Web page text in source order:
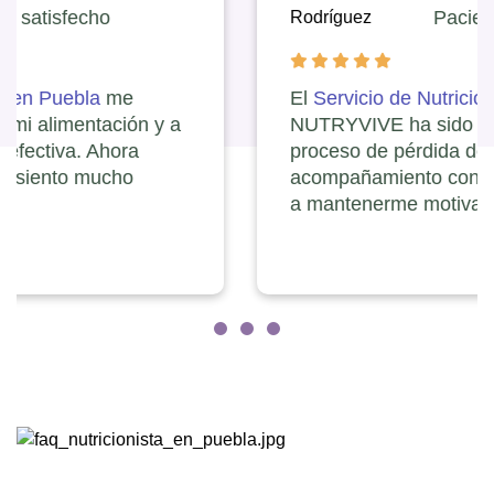
Paciente satisfecho
ElServicio de Nutrición clínica en Puebla de
NUTRYVIVE ha sido fundamental en mi
proceso de pérdida de peso. El
acompañamiento constante me ha ayudado